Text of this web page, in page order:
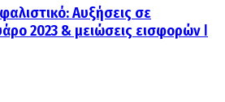
Αυξήσεις σε
2023 & μειώσεις εισφορών ǀ